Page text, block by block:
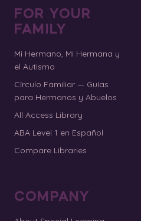
FOR YOUR
FAMILY
Mi Hermano, Mi Hermana y
el Autismo
Círculo Familiar — Guías
para Hermanos y Abuelos
All Access Library
ABA Level 1 en Español
Compare Libraries
COMPANY